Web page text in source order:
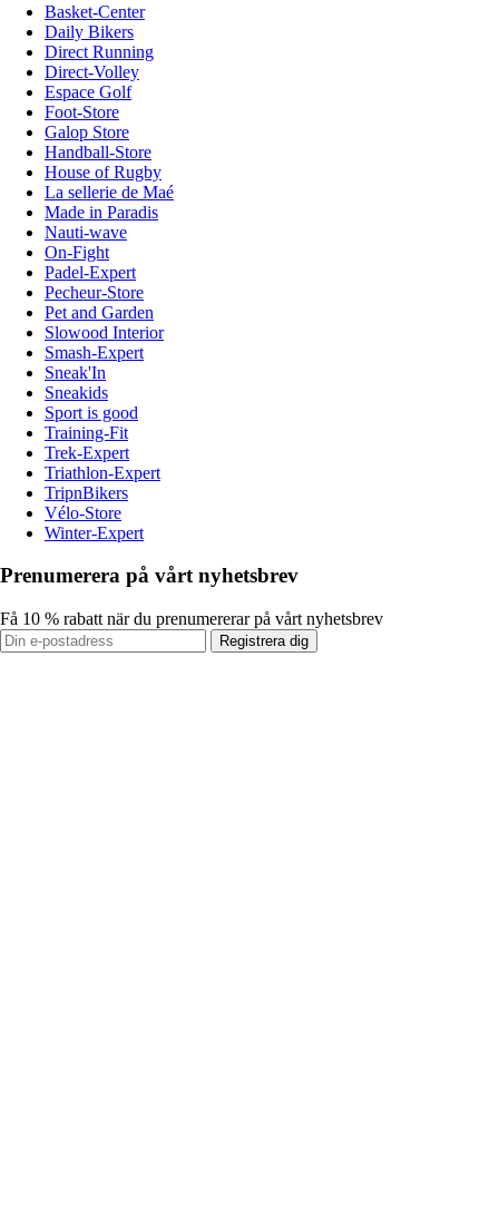
Basket-Center
Daily Bikers
Direct Running
Direct-Volley
Espace Golf
Foot-Store
Galop Store
Handball-Store
House of Rugby
La sellerie de Maé
Made in Paradis
Nauti-wave
On-Fight
Padel-Expert
Pecheur-Store
Pet and Garden
Slowood Interior
Smash-Expert
Sneak'In
Sneakids
Sport is good
Training-Fit
Trek-Expert
Triathlon-Expert
TripnBikers
Vélo-Store
Winter-Expert
Prenumerera på vårt nyhetsbrev
Få 10 % rabatt när du prenumererar på vårt nyhetsbrev
Registrera dig